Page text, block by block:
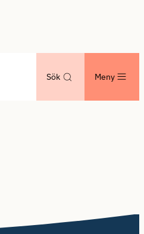
Sök Meny